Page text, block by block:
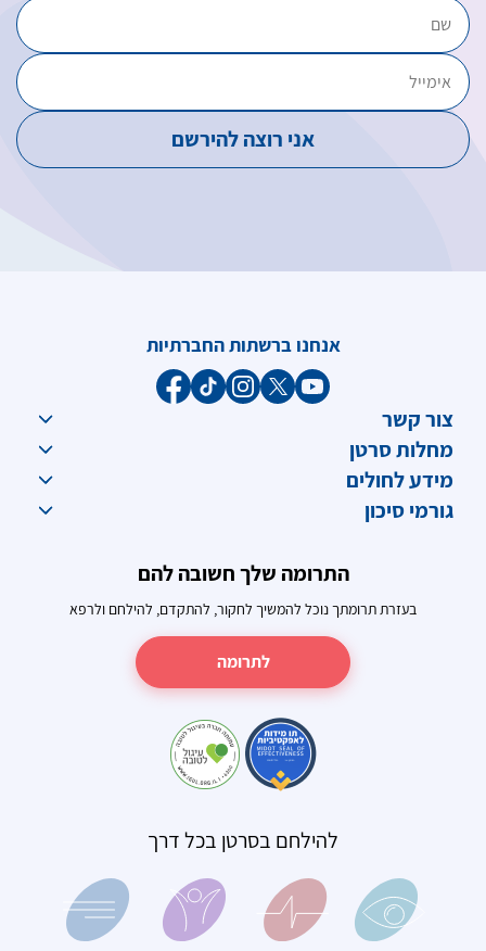
מחלות סרטן
מידע לחולים
גורמי סיכון
צור קשר
אנחנו ברשתות החברתיות
התרומה שלך חשובה להם
בעזרת תרומתך נוכל להמשיך לחקור, להתקדם, להילחם ולרפא
לתרומה
להילחם בסרטן בכל דרך